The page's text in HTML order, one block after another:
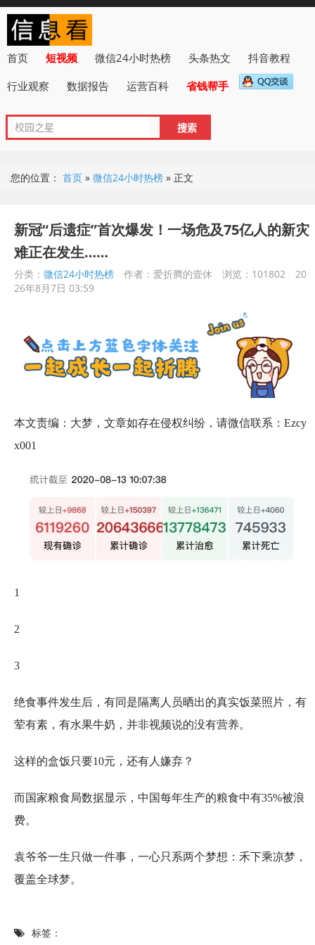
首页 短视频 微信24小时热榜 头条热文
抖音教程
行业观察
数据报告 运营百科 省钱帮手
您的位置： 首页 » 微信24小时热榜 » 正文
新冠“后遗症”首次爆发！一场危及75亿人的新灾
难正在发生……
分类： 微信24小时热榜 作者：爱折腾的壹休 浏览：101802
20
26年8月7日 03:59
本文责编：大梦，文章如存在侵权纠纷，请微信联系：Ezcy
x001
1
2
3
绝食事件发生后，有同是隔离人员晒出的真实饭菜照片，有
荤有素，有水果牛奶，并非视频说的没有营养。
这样的盒饭只要10元，还有人嫌弃？
而国家粮食局数据显示，中国每年生产的粮食中有35%被浪
费。
袁爷爷一生只做一件事，一心只系两个梦想：禾下乘凉梦，
覆盖全球梦。
标签：